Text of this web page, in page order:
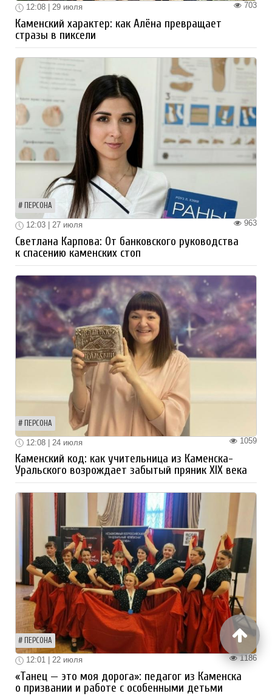
703
12:08 | 29 июля
Каменский характер: как Алёна превращает
стразы в пиксели
ПЕРСОНА
963
12:03 | 27 июля
Светлана Карпова: От банковского руководства
к спасению каменских стоп
ПЕРСОНА
1059
12:08 | 24 июля
Каменский код: как учительница из Каменска-
Уральского возрождает забытый пряник XIX века
ПЕРСОНА
1186
12:01 | 22 июля
«Танец — это моя дорога»: педагог из Каменска
о призвании и работе с особенными детьми